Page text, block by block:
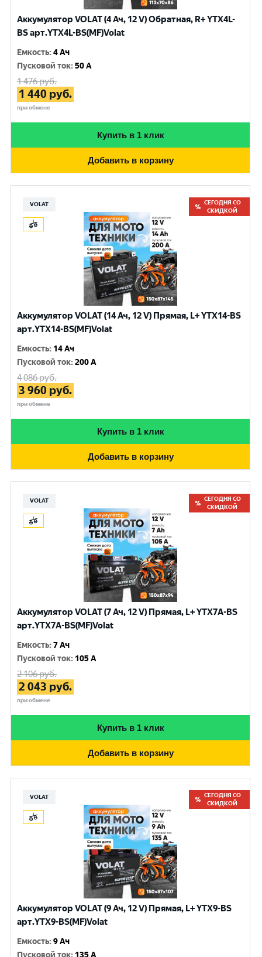
Аккумулятор VOLAT (4 Ач, 12 V) Обратная, R+ YTX4L-
BS арт.YTX4L-BS(MF)Volat
Емкость:4 Ач
Пусковой ток:50 A
1 476руб.
1 440 руб.
при обмене
Купить в 1 клик
Добавить в корзину
VOLAT
СЕГОДНЯ СО
СКИДКОЙ
Аккумулятор VOLAT (14 Ач, 12 V) Прямая, L+ YTX14-BS
арт.YTX14-BS(MF)Volat
Емкость: 14 Ач
Пусковой ток:200 A
4 086руб.
3 960 руб.
при обмене
Купить в 1 клик
Добавить в корзину
VOLAT
СЕГОДНЯ СО
СКИДКОЙ
Аккумулятор VOLAT (7 Ач, 12 V) Прямая, L+ YTX7A-BS
арт.YTX7A-BS(MF)Volat
Емкость:7 Ач
Пусковой ток: 105 A
2 106руб.
2 043 руб.
при обмене
Купить в 1 клик
Добавить в корзину
VOLAT
СЕГОДНЯ СО
СКИДКОЙ
Аккумулятор VOLAT (9 Ач, 12 V) Прямая, L+ YTX9-BS
арт.YTX9-BS(MF)Volat
Емкость:9 Ач
Пусковой ток: 135 A